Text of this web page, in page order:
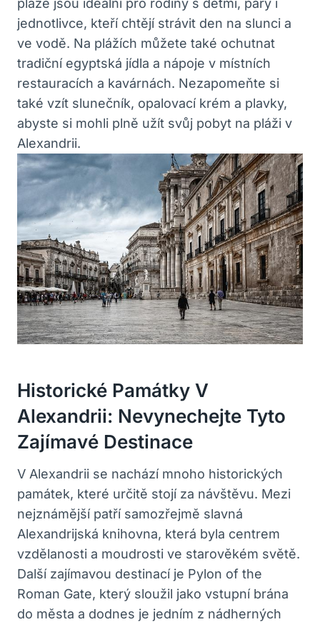
pláže jsou ideální pro rodiny s dětmi, páry i
jednotlivce, kteří chtějí strávit den na slunci a
ve vodě. Na plážích můžete také ochutnat
tradiční egyptská jídla a nápoje v místních
restauracích a kavárnách. Nezapomeňte si
také vzít slunečník, opalovací krém a plavky,
abyste si mohli plně užít svůj pobyt na pláži v
Alexandrii.
Historické Památky V
Alexandrii: Nevynechejte Tyto
Zajímavé Destinace
V Alexandrii se nachází mnoho historických
památek, které určitě stojí za návštěvu. Mezi
nejznámější patří samozřejmě slavná
Alexandrijská knihovna, která byla centrem
vzdělanosti a moudrosti ve starověkém světě.
Další zajímavou destinací je Pylon of the
Roman Gate, který sloužil jako vstupní brána
do města a dodnes je jedním z nádherných